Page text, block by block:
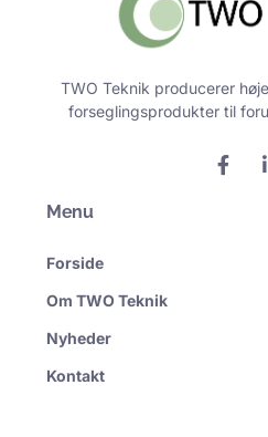
TWO Teknik producerer
forseglingsprodukter til
F
a
Menu
Forside
Om TWO Teknik
Nyheder
Kontakt